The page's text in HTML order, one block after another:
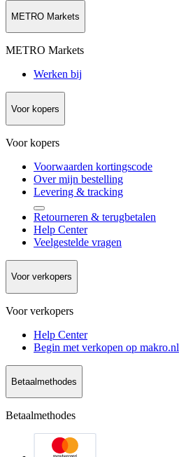
METRO Markets
METRO Markets
Werken bij
Voor kopers
Voor kopers
Voorwaarden kortingscode
Over mijn bestelling
Levering & tracking
Retourneren & terugbetalen
Help Center
Veelgestelde vragen
Voor verkopers
Voor verkopers
Help Center
Begin met verkopen op makro.nl
Betaalmethodes
Betaalmethodes